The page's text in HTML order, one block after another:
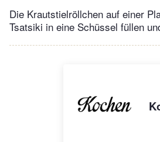
Die Krautstielröllchen auf einer
Tsatsiki in eine Schüssel füllen